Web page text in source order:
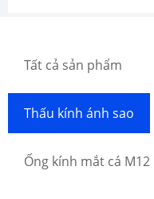
Tất cả sản phẩm
Thấu kính ánh sao
Ống kính mắt cá M12